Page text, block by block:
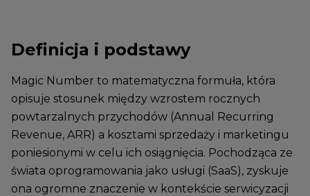
Definicja i podstawy
Magic Number to matematyczna formuła, która
opisuje stosunek między wzrostem rocznych
powtarzalnych przychodów (Annual Recurring
Revenue, ARR) a kosztami sprzedaży i marketingu
poniesionymi w celu ich osiągnięcia. Pochodząca ze
świata oprogramowania jako usługi (SaaS), zyskuje
ona ogromne znaczenie w kontekście serwicyzacji